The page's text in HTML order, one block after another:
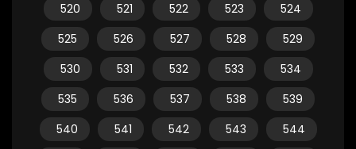
520
521 522 523
524
525
526 527 528
529
530
531 532 533
534
535
536 537 538
539
540
541 542 543
544